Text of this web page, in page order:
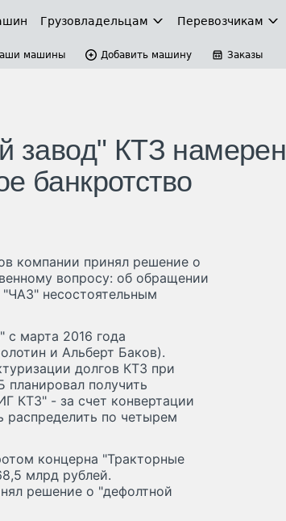
Грузовладельцам Перевозчикам
машины Добавить машину Заказы
завод" КТЗ намерен
банкротство
компании принял решение о
вопросу: об обращении
несостоятельным
марта 2016 года
и Альберт Баков).
долгов КТЗ при
получить
КТЗ" - за счет конвертации
распределить по четырем
концерна "Тракторные
млрд рублей.
решение о "дефолтной